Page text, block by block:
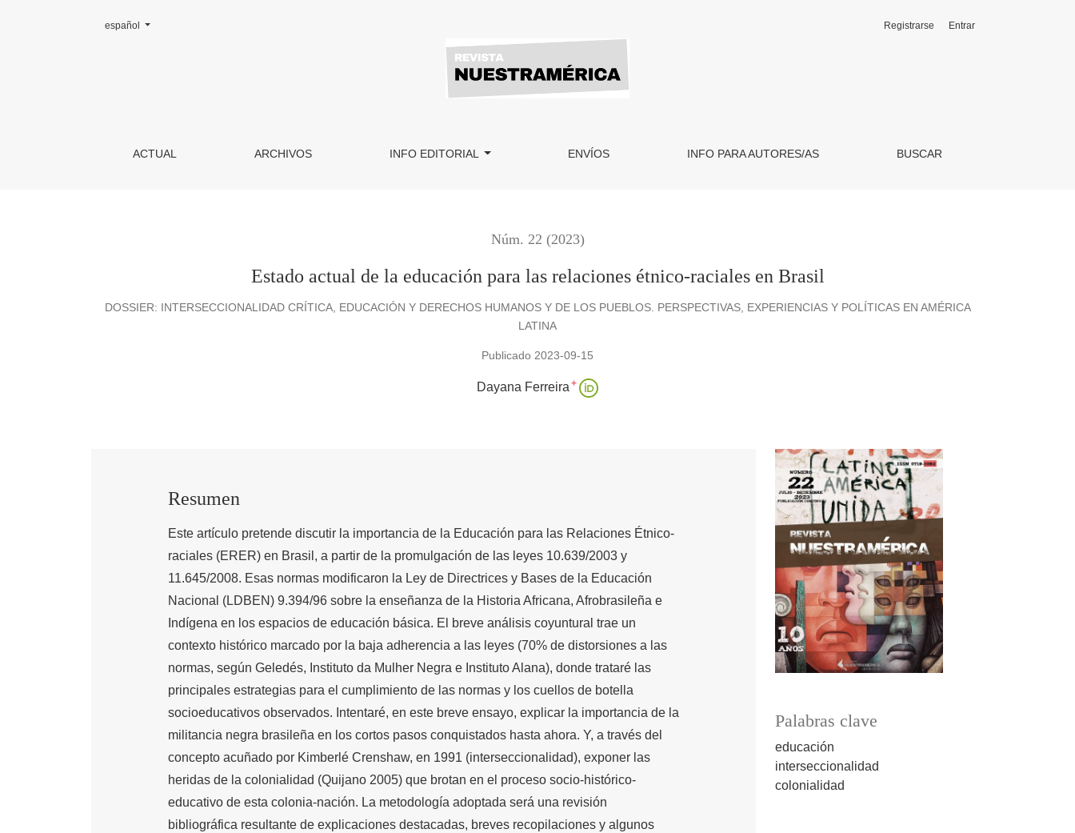
Estado actual de la educación para las relaciones étnico-raciales en Brasil
ACTUAL ARCHIVOS INFO EDITORIAL ENVÍOS INFO PARA AUTORES/AS BUSCAR
Registrarse Entrar
Cambiar el idioma. El actual es:
español
Núm. 22 (2023)
Estado actual de la educación para las relaciones étnico-raciales en Brasil
DOSSIER: INTERSECCIONALIDAD CRÍTICA, EDUCACIÓN Y DERECHOS HUMANOS Y DE LOS PUEBLOS. PERSPECTIVAS, EXPERIENCIAS Y POLÍTICAS EN AMÉRICA
LATINA
Publicado 2023-09-15
Dayana Ferreira +
Palabras clave
educación
interseccionalidad
colonialidad
Resumen
Este artículo pretende discutir la importancia de la Educación para las Relaciones Étnico-
raciales (ERER) en Brasil, a partir de la promulgación de las leyes 10.639/2003 y
11.645/2008. Esas normas modificaron la Ley de Directrices y Bases de la Educación
Nacional (LDBEN) 9.394/96 sobre la enseñanza de la Historia Africana, Afrobrasileña e
Indígena en los espacios de educación básica. El breve análisis coyuntural trae un
contexto histórico marcado por la baja adherencia a las leyes (70% de distorsiones a las
normas, según Geledés, Instituto da Mulher Negra e Instituto Alana), donde trataré las
principales estrategias para el cumplimiento de las normas y los cuellos de botella
socioeducativos observados. Intentaré, en este breve ensayo, explicar la importancia de la
militancia negra brasileña en los cortos pasos conquistados hasta ahora. Y, a través del
concepto acuñado por Kimberlé Crenshaw, en 1991 (interseccionalidad), exponer las
heridas de la colonialidad (Quijano 2005) que brotan en el proceso socio-histórico-
educativo de esta colonia-nación. La metodología adoptada será una revisión
bibliográfica resultante de explicaciones destacadas, breves recopilaciones y algunos